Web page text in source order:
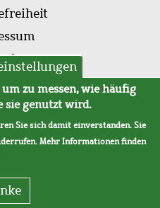
zu messen, wie häufig
sie genutzt wird.
Sie sich damit einverstanden. Sie
Mehr Informationen finden